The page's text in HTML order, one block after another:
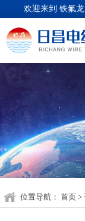
欢迎来到 铁氟
位置导航： 首页 >